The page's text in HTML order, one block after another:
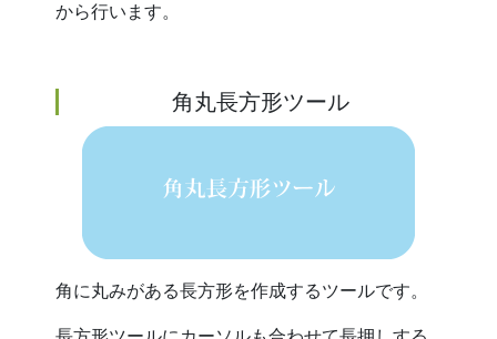
から行います。
角丸長方形ツール
角に丸みがある長方形を作成するツールです。